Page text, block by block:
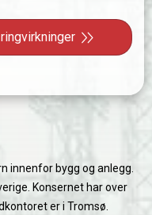
store lokale
innenfor bygg og anlegg.
Konsernet har over
er i Tromsø.